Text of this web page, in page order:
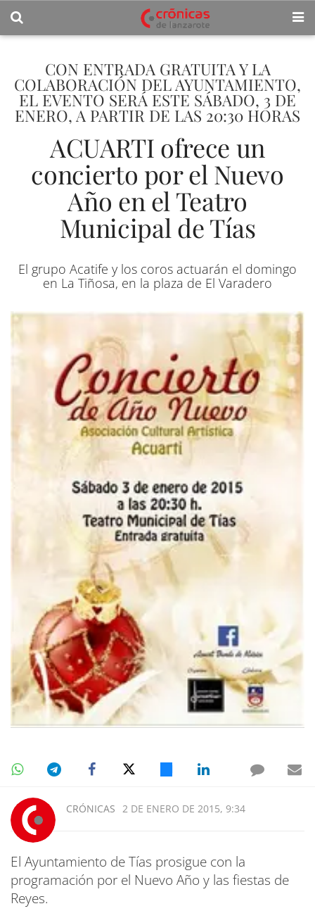
CON ENTRADA GRATUITA Y LA
COLABORACIÓN DEL AYUNTAMIENTO,
EL EVENTO SERÁ ESTE SÁBADO, 3 DE
ENERO, A PARTIR DE LAS 20:30 HORAS
ACUARTI ofrece un
concierto por el Nuevo
Año en el Teatro
Municipal de Tías
El grupo Acatife y los coros actuarán el domingo
en La Tiñosa, en la plaza de El Varadero
CRÓNICAS 2 DE ENERO DE 2015, 9:34
El Ayuntamiento de Tías prosigue con la
programación por el Nuevo Año y las fiestas de
Reyes.